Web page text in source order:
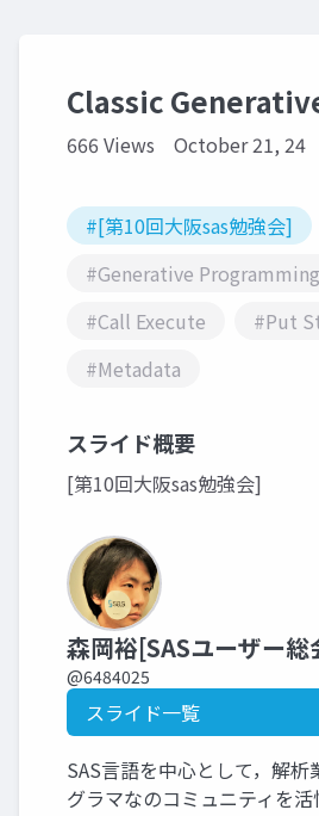
Classic
666 Views October 21, 24
#[第10回大阪sas勉強会]
#Generative Programming
#Call Execute
#Put
#Metadata
スライド概要
[第10回大阪sas勉強会]
森岡裕[SASユーザー総
@6484025
スライド一覧
SAS言語を中心として，解析
グラマなのコミュニティを